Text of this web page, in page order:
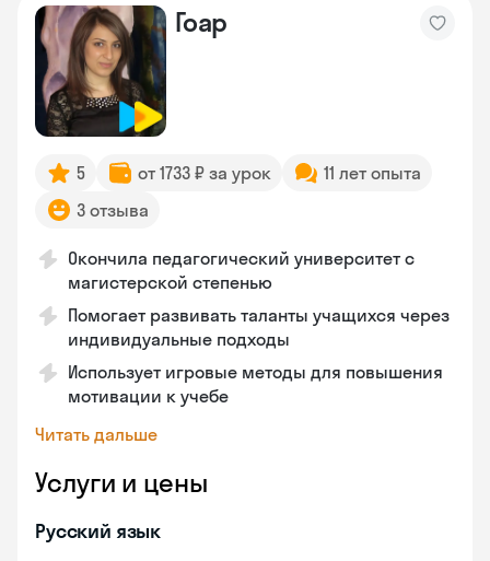
Гоар
5 от 1733 ₽ за урок
11 лет опыта
3 отзыва
Окончила педагогический университет с
магистерской степенью
Помогает развивать таланты учащихся через
индивидуальные подходы
Использует игровые методы для повышения
мотивации к учебе
Читать дальше
Услуги и цены
Русский язык